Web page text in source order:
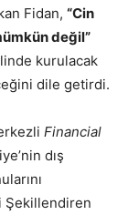
Fidan, “Cin
değil”
kurulacak
dile getirdi.
Financial
dış
Şekillendiren